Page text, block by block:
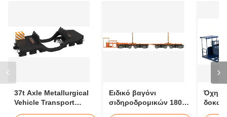
37t Axle Metallurgical
Vehicle Transport
Ειδικό βαγόνι
σιδηροδρομικών 180
δοκών